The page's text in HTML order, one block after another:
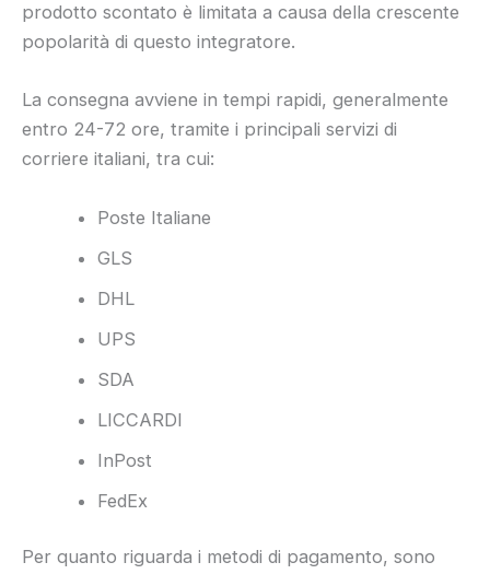
prodotto scontato è limitata a causa della crescente
popolarità di questo integratore.
La consegna avviene in tempi rapidi, generalmente
entro 24-72 ore, tramite i principali servizi di
corriere italiani, tra cui:
Poste Italiane
GLS
DHL
UPS
SDA
LICCARDI
InPost
FedEx
Per quanto riguarda i metodi di pagamento, sono